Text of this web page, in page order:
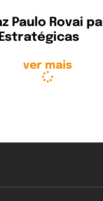
Paulo Rovai
ver mais